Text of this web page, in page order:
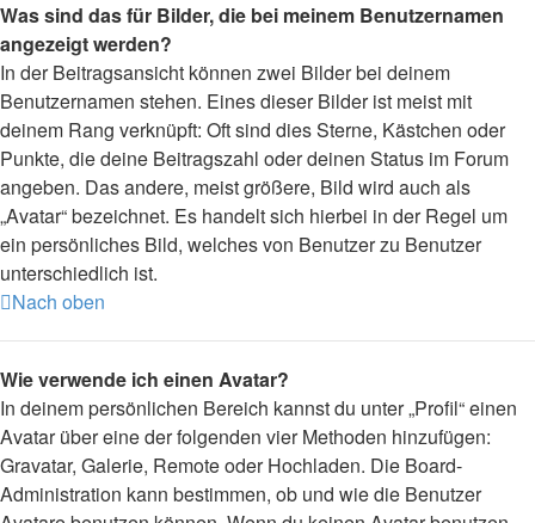
Was sind das für Bilder, die bei meinem Benutzernamen
angezeigt werden?
In der Beitragsansicht können zwei Bilder bei deinem
Benutzernamen stehen. Eines dieser Bilder ist meist mit
deinem Rang verknüpft: Oft sind dies Sterne, Kästchen oder
Punkte, die deine Beitragszahl oder deinen Status im Forum
angeben. Das andere, meist größere, Bild wird auch als
„Avatar“ bezeichnet. Es handelt sich hierbei in der Regel um
ein persönliches Bild, welches von Benutzer zu Benutzer
unterschiedlich ist.
Nach oben
Wie verwende ich einen Avatar?
In deinem persönlichen Bereich kannst du unter „Profil“ einen
Avatar über eine der folgenden vier Methoden hinzufügen:
Gravatar, Galerie, Remote oder Hochladen. Die Board-
Administration kann bestimmen, ob und wie die Benutzer